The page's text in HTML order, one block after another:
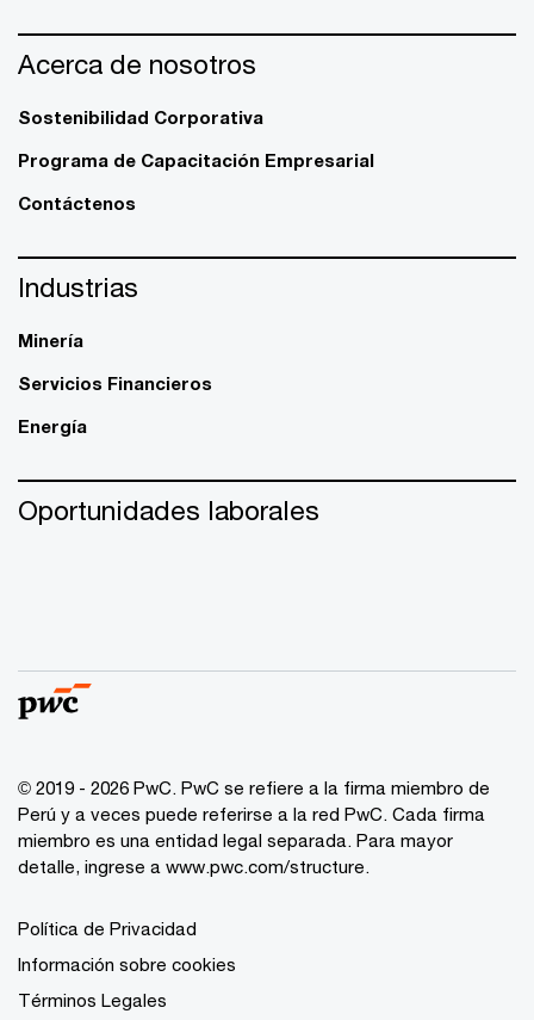
Acerca de nosotros
Sostenibilidad Corporativa
Programa de Capacitación Empresarial
Contáctenos
Industrias
Minería
Servicios Financieros
Energía
Oportunidades laborales
© 2019 - 2026 PwC. PwC se refiere a la firma miembro de
Perú y a veces puede referirse a la red PwC. Cada firma
miembro es una entidad legal separada. Para mayor
detalle, ingrese a www.pwc.com/structure.
Política de Privacidad
Información sobre cookies
Términos Legales